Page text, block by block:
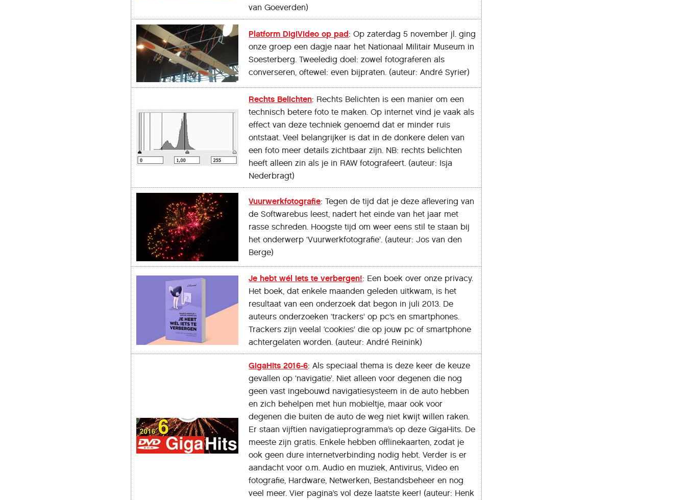
van Goeverden)
Platform DigiVideo op pad: Op zaterdag 5 november jl. ging
onze groep een dagje naar het Nationaal Militair Museum in
Soesterberg. Tweeledig doel: zowel fotograferen als
converseren, oftewel: even bijpraten. (auteur: André Syrier)
Rechts Belichten: Rechts Belichten is een manier om een
technisch betere foto te maken. Op internet vind je vaak als
effect van deze techniek genoemd dat er minder ruis
ontstaat. Veel belangrijker is dat in de donkere delen van
een foto meer details zichtbaar zijn. NB: rechts belichten
heeft alleen zin als je in RAW fotografeert. (auteur: Isja
Nederbragt)
Vuurwerkfotografie: Tegen de tijd dat je deze aflevering van
de Softwarebus leest, nadert het einde van het jaar met
rasse schreden. Hoogste tijd om weer eens stil te staan bij
het onderwerp ‘Vuurwerkfotografie’. (auteur: Jos van den
Berge)
Je hebt wél iets te verbergen!: Een boek over onze privacy.
Het boek, dat enkele maanden geleden uitkwam, is het
resultaat van een onderzoek dat begon in juli 2013. De
auteurs onderzoeken ‘trackers’ op pc’s en smartphones.
Trackers zijn veelal ‘cookies’ die op jouw pc of smartphone
achtergelaten worden. (auteur: André Reinink)
GigaHits 2016-6: Als speciaal thema is deze keer de keuze
gevallen op ‘navigatie’. Niet alleen voor degenen die nog
geen vast ingebouwd navigatiesysteem in de auto hebben
en zich behelpen met hun mobieltje, maar ook voor
degenen die buiten de auto de weg niet kwijt willen raken.
Er staan vijftien navigatieprogramma’s op deze Giga­Hits. De
meeste zijn gratis. Enkele hebben offlinekaarten, zodat je
ook geen dure internetverbinding nodig hebt. Verder is er
aandacht voor o.m. Audio en muziek, Antivirus, Video en
fotografie, Hardware, Netwerken, Bestandsbeheer en nog
veel meer. Vier pagina’s vol deze laatste keer! (auteur: Henk